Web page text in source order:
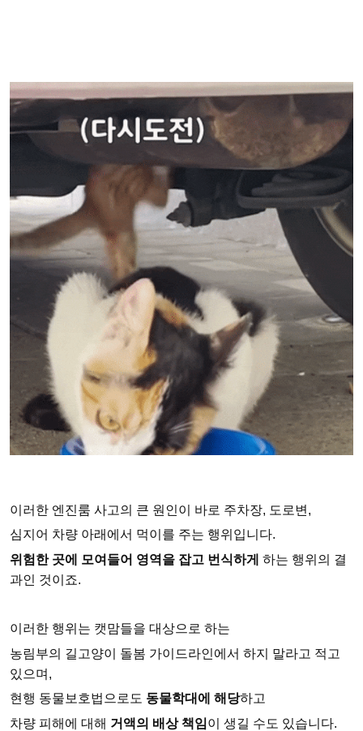
이러한 엔진룸 사고의 큰 원인이 바로 주차장, 도로변,
심지어 차량 아래에서 먹이를 주는 행위입니다.
위험한 곳에 모여들어 영역을 잡고 번식하게 하는 행위의 결
과인 것이죠.
이러한 행위는 캣맘들을 대상으로 하는
농림부의 길고양이 돌봄 가이드라인에서 하지 말라고 적고
있으며,
현행 동물보호법으로도 동물학대에 해당하고
차량 피해에 대해 거액의 배상 책임이 생길 수도 있습니다.